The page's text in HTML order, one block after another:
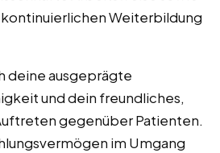
Weiterbildung
deine ausgeprägte
und dein freundliches,
gegenüber Patienten.
im Umgang